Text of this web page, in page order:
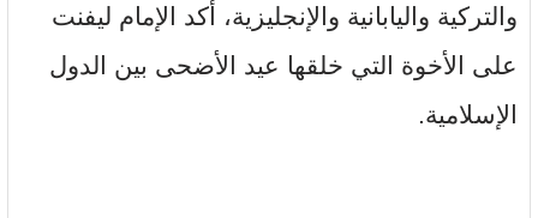
والتركية واليابانية والإنجليزية، أكد الإمام ليفنت
على الأخوة التي خلقها عيد الأضحى بين الدول
الإسلامية.